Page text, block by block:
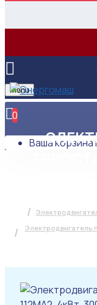
Menu
0
Ваша корзина
Электродвигатель